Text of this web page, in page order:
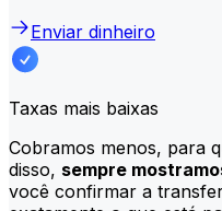
Enviar dinheiro
Taxas mais baixas
Cobramos menos, para
disso, sempre
você confirmar a